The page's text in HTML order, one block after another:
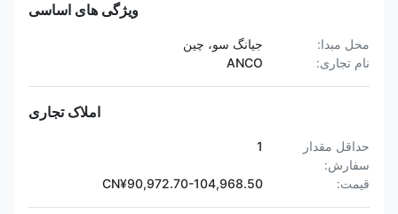
ویژگی های اساسی
محل مبدا:
جیانگ سو، چین
نام تجاری:
ANCO
املاک تجاری
حداقل مقدار
سفارش:
قیمت: CN¥90,972.70-104,968.50